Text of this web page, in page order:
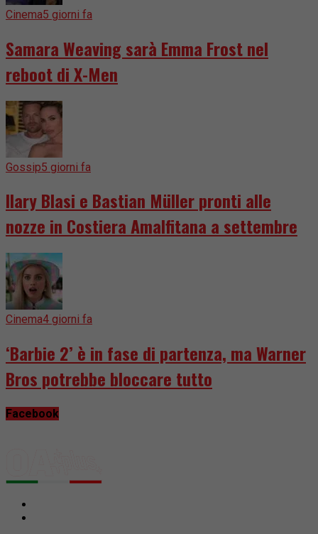
Cinema5 giorni fa
Samara Weaving sarà Emma Frost nel
reboot di X-Men
Gossip5 giorni fa
Ilary Blasi e Bastian Müller pronti alle
nozze in Costiera Amalfitana a settembre
Cinema4 giorni fa
‘Barbie 2’ è in fase di partenza, ma Warner
Bros potrebbe bloccare tutto
Facebook